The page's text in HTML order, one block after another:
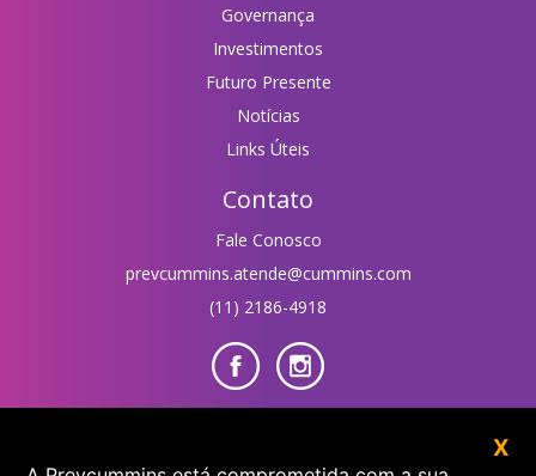
Governança
Investimentos
Futuro Presente
Notícias
Links Úteis
Contato
Fale Conosco
prevcummins.atende@cummins.com
(11) 2186-4918
X